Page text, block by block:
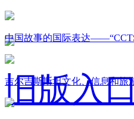
中国故事的国际表达
吉尔吉斯斯坦文化、信息和旅
旧版入